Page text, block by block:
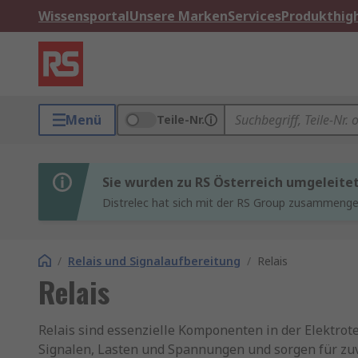
WissensportalUnsere MarkenServices
Menü Teile-Nr.
Sie wurden zu RS Österreich umgeleitet
Distrelec hat sich mit der RS Group
/ Relais und Signalaufbereitung / Relais
Relais
Relais sind essenzielle Komponenten in der
Signalen, Lasten und Spannungen und sorgen für